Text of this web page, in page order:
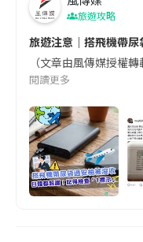
旅遊攻略
旅遊注意｜搭飛機帶
（文章由風傳媒授權
閱讀更多